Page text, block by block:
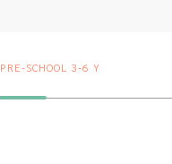
PRE-SCHOOL 3-6 Y